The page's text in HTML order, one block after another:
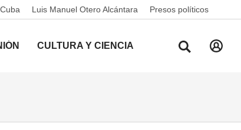
Luis Manuel Otero Alcántara Presos políticos
CULTURA Y CIENCIA